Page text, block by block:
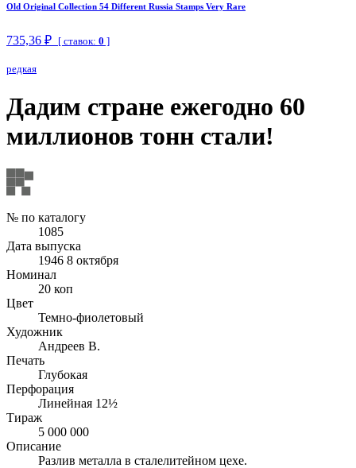
Old Original Collection 54 Different Russia Stamps Very Rare
735,36 ₽ [ ставок: 0 ]
редкая
Дадим стране ежегодно 60
миллионов тонн стали!
№ по каталогу
1085
Дата выпуска
1946 8 октября
Номинал
20 коп
Цвет
Темно-фиолетовый
Художник
Андреев В.
Печать
Глубокая
Перфорация
Линейная 12½
Тираж
5 000 000
Описание
Разлив металла в сталелитейном цехе.